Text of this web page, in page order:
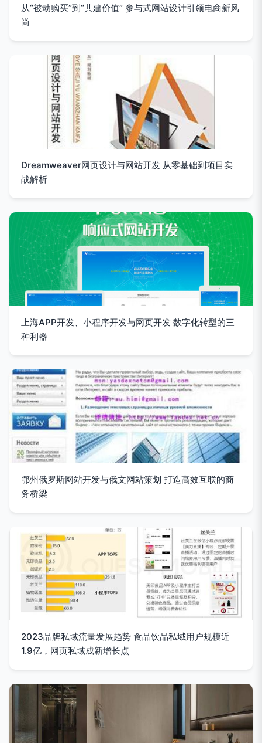
从“被动购买”到“共建价值” 参与式网站设计引领电商新风
尚
Dreamweaver网页设计与网站开发 从零基础到项目实
战解析
上海APP开发、小程序开发与网页开发 数字化转型的三
种利器
鄂州俄罗斯网站开发与俄文网站策划 打造高效互联的商
务桥梁
2023品牌私域流量发展趋势 食品饮品私域用户规模近
1.9亿，网页私域成新增长点